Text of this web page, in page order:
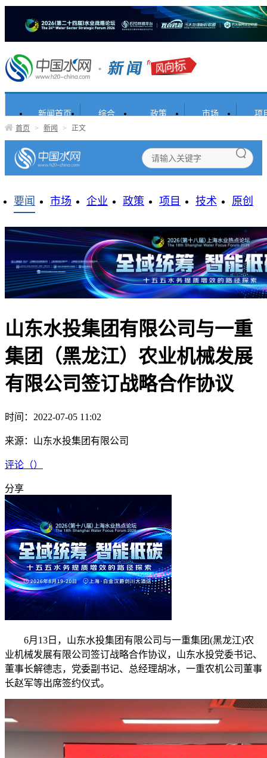
新闻首页 综合 政策 市场 项
首页 > 新闻 > 正文
要闻 市场 企业 政策 项目 技术 原创
山东水投集团有限公司与一重
集团（黑龙江）农业机械发展
有限公司签订战略合作协议
时间：2022-07-05 11:02
来源： 山东水投集团有限公司
评论（）
分享
6月13日，山东水投集团有限公司与一重集团(黑龙江)农
业机械发展有限公司签订战略合作协议，山东水投党委书记、
董事长解德志，党委副书记、总经理胡冰，一重农机公司董事
长赵军等出席签约仪式。